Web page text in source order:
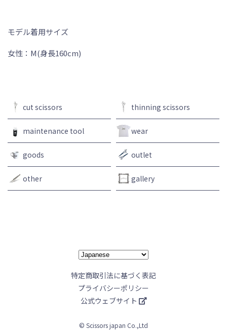
モデル着用サイズ
女性：M(身長160cm)
cut scissors thinning scissors
maintenance tool wear
goods outlet
other gallery
特定商取引法に基づく表記
プライバシーポリシー
公式ウェブサイト
© Scissors japan Co.,Ltd